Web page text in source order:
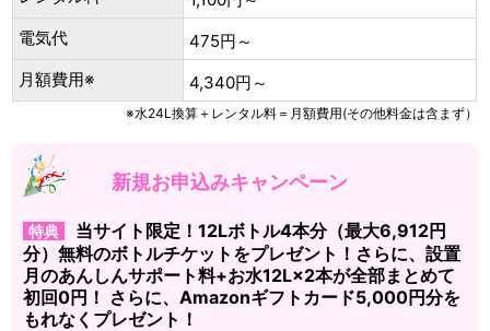
電気代
475円～
月額費用※
4,340円～
※水24L換算＋レンタル料＝月額費用(その他料金は含まず）
新規お申込みキャンペーン
特典
当サイト限定！12Lボトル4本分（最大6,912円
分）無料のボトルチケットをプレゼント！さらに、設置
月のあんしんサポート料+お水12L×2本が全部まとめて
初回0円！ さらに、Amazonギフトカード5,000円分を
もれなくプレゼント！